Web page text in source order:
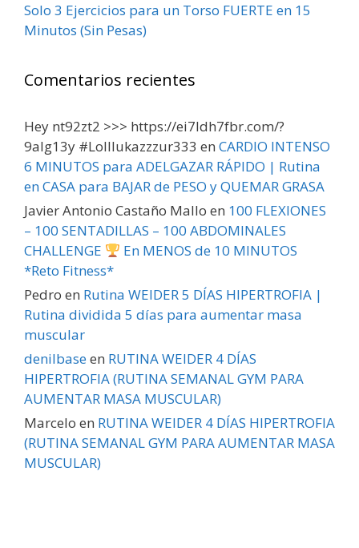
Solo 3 Ejercicios para un Torso FUERTE en 15
Minutos (Sin Pesas)
Comentarios recientes
Hey nt92zt2 >>> https://ei7ldh7fbr.com/?
9alg13y #Lolllukazzzur333 en CARDIO INTENSO
6 MINUTOS para ADELGAZAR RÁPIDO | Rutina
en CASA para BAJAR de PESO y QUEMAR GRASA
Javier Antonio Castaño Mallo en 100 FLEXIONES
– 100 SENTADILLAS – 100 ABDOMINALES
CHALLENGE
En MENOS de 10 MINUTOS
*Reto Fitness*
Pedro en Rutina WEIDER 5 DÍAS HIPERTROFIA |
Rutina dividida 5 días para aumentar masa
muscular
denilbaseen RUTINA WEIDER 4 DÍAS
HIPERTROFIA (RUTINA SEMANAL GYM PARA
AUMENTAR MASA MUSCULAR)
Marcelo en RUTINA WEIDER 4 DÍAS HIPERTROFIA
(RUTINA SEMANAL GYM PARA AUMENTAR MASA
MUSCULAR)